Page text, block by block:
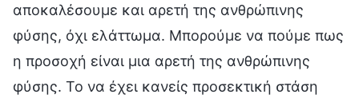
αποκαλέσουμε και αρετή της ανθρώπινης
φύσης, όχι ελάττωμα. Μπορούμε να πούμε πως
η προσοχή είναι μια αρετή της ανθρώπινης
φύσης. Το να έχει κανείς προσεκτική στάση